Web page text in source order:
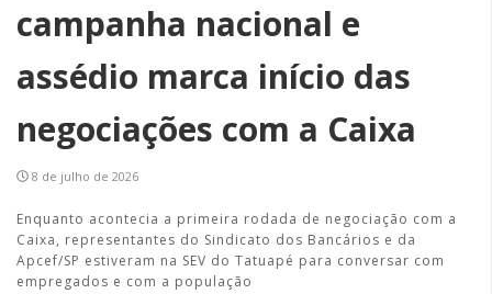
campanha nacional e
assédio marca início das
negociações com a Caixa
8 de julho de 2026
Enquanto acontecia a primeira rodada de negociação com a
Caixa, representantes do Sindicato dos Bancários e da
Apcef/SP estiveram na SEV do Tatuapé para conversar com
empregados e com a população